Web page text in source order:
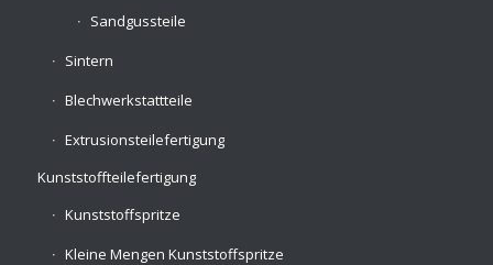
Sandgussteile
Sintern
Blechwerkstattteile
Extrusionsteilefertigung
Kunststoffteilefertigung
Kunststoffspritze
Kleine Mengen Kunststoffspritze